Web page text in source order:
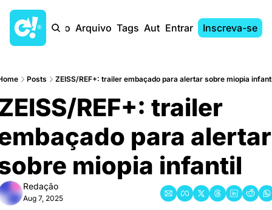
Início Arquivo Tags AutoresEntrar Inscreva-se
Posts ZEISS/REF+: trailer embaçado para alertar sobre miopia
REF+: trailer
para alertar
miopia infantil
Redação
Aug 7, 2025